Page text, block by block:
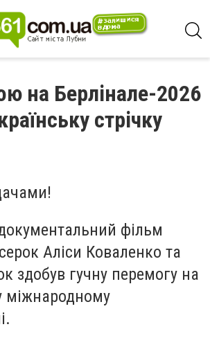
на Берлінале-2026
стрічку
фільм
Аліси Коваленко та
здобув гучну перемогу на
міжнародному